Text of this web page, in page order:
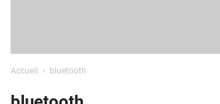
Accueil bluetooth